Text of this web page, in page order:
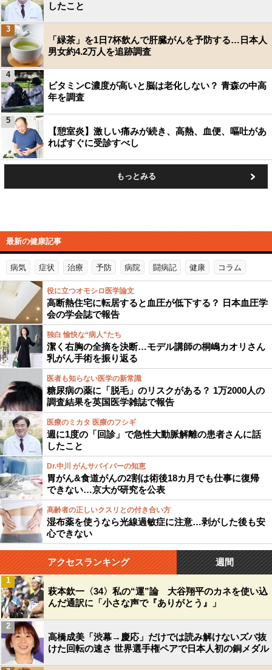
したこと
「緑茶」を1日7杯飲んで肝臓がんを予防する…日本人
男女約4.2万人を追跡調査
3
ビタミンC濃度が高いと脳は老化しない？ 青森の中高
年を調査
4
【憩室炎】激しい痛みが続き、高熱、血便、嘔吐があ
ればすぐに受診すべし
5
もっとみる
最新の健康記事
病気 症状 治療 予防 病院 闘病記 健康 コラム
役に立つオモシロ医学論文
高断熱住宅に転居すると血圧が低下する？ 日本血圧学
会の学会誌で報告
独白 愉快な“病人”たち
潔く右胸の全摘を決断…モデル講師の桐嶋カオリさん
乳がん手術を振り返る
医者も知らない医学の新常識
糖尿病の薬に「脱毛」のリスクがある？ 1万2000人の
調査結果を英国医学雑誌で報告
医療のミカタ 医療のフシギ
週に1度の「回診」で急性大動脈解離の患者さんに話
したこと
Dr.中川 がんサバイバーの知恵
胃がん&食道がんの2割は術後18カ月でも仕事に復帰
できない…京大が研究を公表
高齢者の正しいクスリとの付き合い方
湿布薬を使うなら光線過敏症に注意…剥がした後も安
心できない
アクセスランキング 週間
萩本欽一〈34〉私の“運”論 大谷翔平のカネを使い込
んだ通訳に「小さな声で『ありがとう』」
1
高橋成美「渋幕→慶応」だけでは読み解けないズバ抜
けた回転の速さ 世界選手権ペアで日本人初の銅メダル
2